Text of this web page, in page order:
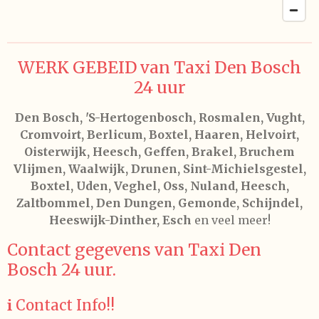
WERK GEBEID van Taxi Den Bosch
24 uur
Den Bosch, 'S-Hertogenbosch, Rosmalen, Vught,
Cromvoirt, Berlicum, Boxtel, Haaren, Helvoirt,
Oisterwijk, Heesch, Geffen, Brakel, Bruchem
Vlijmen, Waalwijk, Drunen, Sint-Michielsgestel,
Boxtel, Uden, Veghel, Oss, Nuland, Heesch,
Zaltbommel, Den Dungen, Gemonde, Schijndel,
Heeswijk-Dinther, Esch en veel meer!
Contact gegevens van Taxi Den
Bosch 24 uur.
ℹ️ Contact Info!!